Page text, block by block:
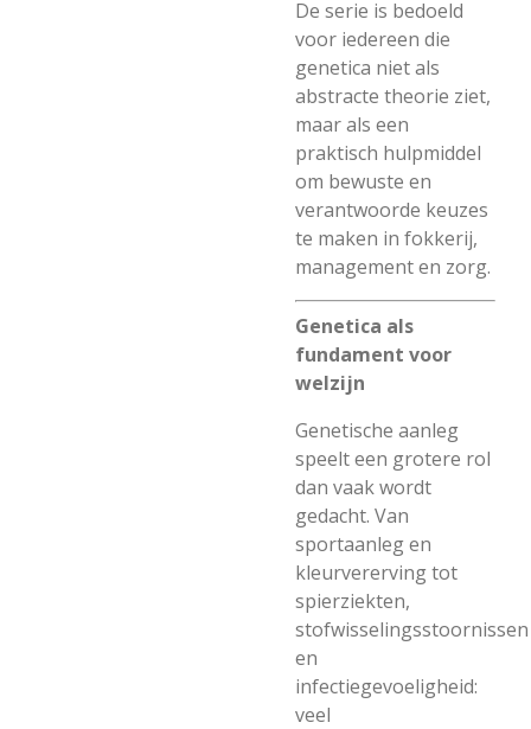
De serie is bedoeld
voor iedereen die
genetica niet als
abstracte theorie ziet,
maar als een
praktisch hulpmiddel
om bewuste en
verantwoorde keuzes
te maken in fokkerij,
management en zorg.
Genetica als
fundament voor
welzijn
Genetische aanleg
speelt een grotere rol
dan vaak wordt
gedacht. Van
sportaanleg en
kleurvererving tot
spierziekten,
stofwisselingsstoornissen
en
infectiegevoeligheid:
veel